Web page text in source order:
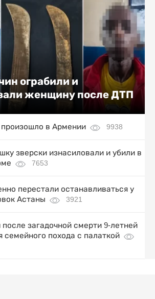
ограбили и
женщину после ДТП
в Армении 9938
зверски изнасиловали и убили в
7653
перестали останавливаться у
Астаны
3921
загадочной смерти 9-летней
семейного похода с палаткой